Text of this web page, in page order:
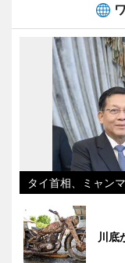
タイ首相、ミャン
川底